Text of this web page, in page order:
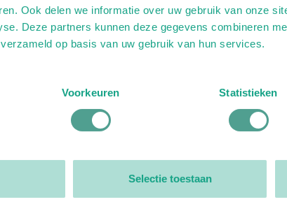
Ook delen we informatie over uw gebruik van onze
Deze partners kunnen deze gegevens combineren
op basis van uw gebruik van hun services.
Voorkeuren Statistieken
Selectie toestaan